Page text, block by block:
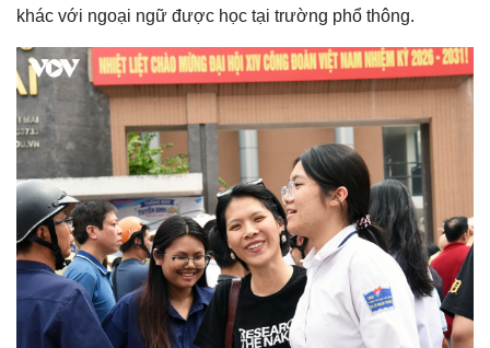
khác với ngoại ngữ được học tại trường phổ thông.